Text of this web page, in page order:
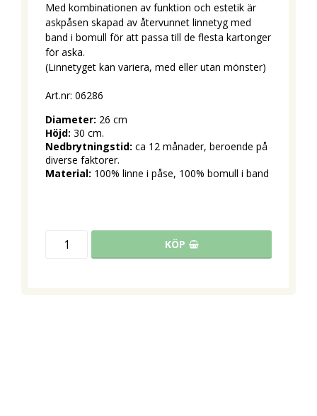
Med kombinationen av funktion och estetik är
askpåsen skapad av återvunnet linnetyg med
band i bomull för att passa till de flesta kartonger
för aska.
(Linnetyget kan variera, med eller utan mönster)
Art.nr: 06286
Diameter: 26 cm
Höjd: 30 cm.
Nedbrytningstid: ca 12 månader, beroende på
diverse faktorer.
Material: 100% linne i påse, 100% bomull i band
KÖP